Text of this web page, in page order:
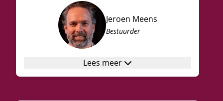
Jeroen Meens
Bestuurder
Lees meer